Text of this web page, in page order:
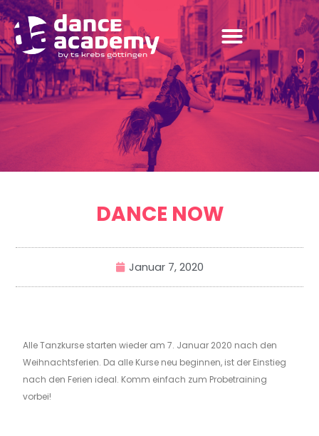
DANCE NOW
Januar 7, 2020
Alle Tanzkurse starten wieder am 7. Januar 2020 nach den
Weihnachtsferien. Da alle Kurse neu beginnen, ist der Einstieg
nach den Ferien ideal. Komm einfach zum Probetraining
vorbei!